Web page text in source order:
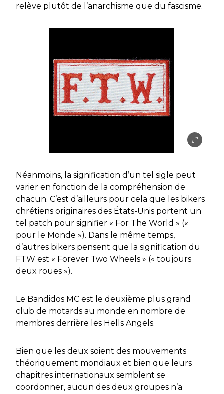
relève plutôt de l’anarchisme que du fascisme.
Néanmoins, la signification d’un tel sigle peut
varier en fonction de la compréhension de
chacun. C’est d’ailleurs pour cela que les bikers
chrétiens originaires des États-Unis portent un
tel patch pour signifier « For The World » («
pour le Monde »). Dans le même temps,
d’autres bikers pensent que la signification du
FTW est « Forever Two Wheels » (« toujours
deux roues »).
Le Bandidos MC est le deuxième plus grand
club de motards au monde en nombre de
membres derrière les Hells Angels.
Bien que les deux soient des mouvements
théoriquement mondiaux et bien que leurs
chapitres internationaux semblent se
coordonner, aucun des deux groupes n’a